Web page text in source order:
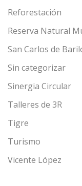
Reforestación
Reserva Natural
San Carlos de
Sin categorizar
Sinergia Circular
Talleres de 3R
Tigre
Turismo
Vicente López